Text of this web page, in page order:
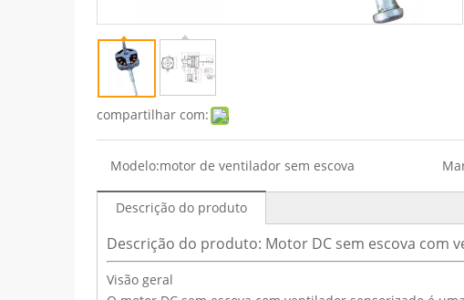
compartilhar com:
Modelo:motor de ventilador sem escova
Descrição do produto
Descrição do produto: Motor DC sem escova com
Visão geral